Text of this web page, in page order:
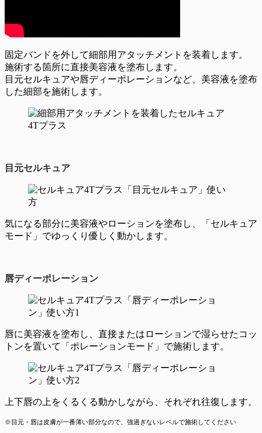
固定バンドを外して細部用アタッチメントを装着します。
施術する箇所に直接美容液を塗布します。
目元セルキュアや唇ディーポレーションなど、美容液を塗布
した細部を施術します。
目元セルキュア
気になる部分に美容液やローションを塗布し、「セルキュア
モード」でゆっくり優しく動かします。
唇ディーポレーション
唇に美容液を塗布し、直接またはローションで湿らせたコッ
トンを置いて「ポレーションモード」で施術します。
上下唇の上をくるくる動かしながら、それぞれ往復します。
※目元・唇は皮膚が一番薄い部分なので、強過ぎないレベルで施術してください